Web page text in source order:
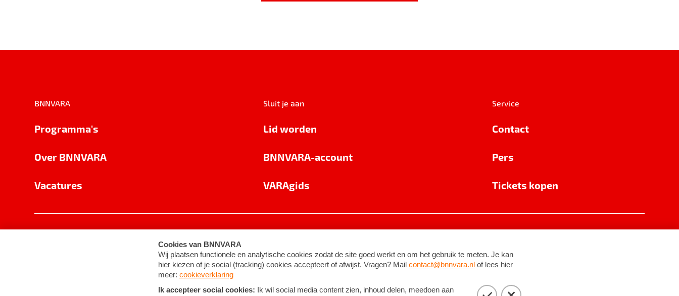
BNNVARA
Programma's
Over BNNVARA
Vacatures
Sluit je aan
Lid worden
BNNVARA-account
VARAgids
Service
Contact
Pers
Tickets kopen
Cookie-instellingen Algemene voorwaarden ©2026BNNVARA